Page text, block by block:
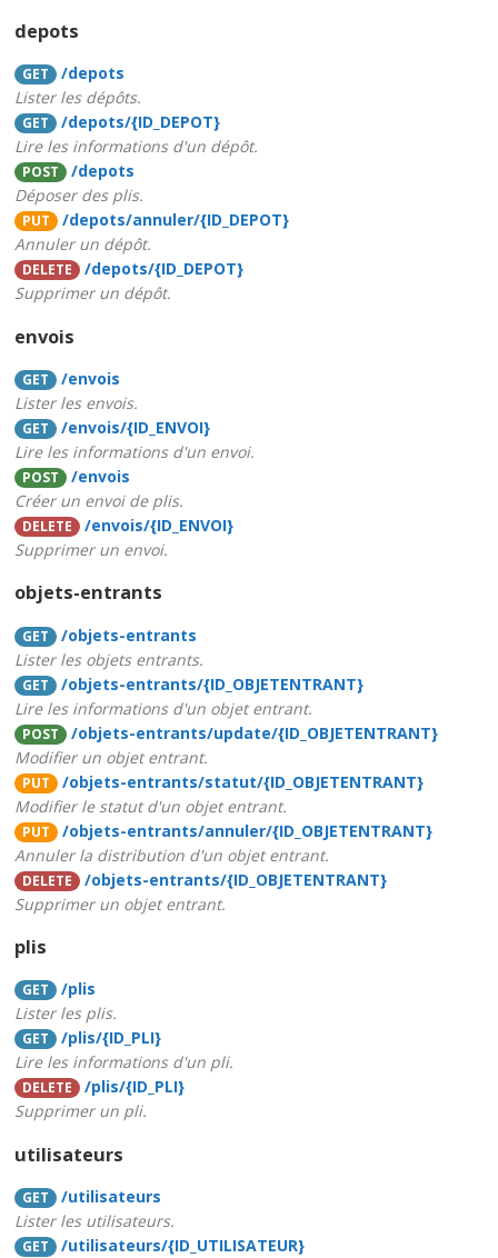
depots
GET
/depots
Lister les dépôts.
GET
/depots/{ID_DEPOT}
Lire les informations d'un dépôt.
POST
/depots
Déposer des plis.
PUT
/depots/annuler/{ID_DEPOT}
Annuler un dépôt.
DELETE
/depots/{ID_DEPOT}
Supprimer un dépôt.
envois
GET
/envois
Lister les envois.
GET
/envois/{ID_ENVOI}
Lire les informations d'un envoi.
POST
/envois
Créer un envoi de plis.
DELETE
/envois/{ID_ENVOI}
Supprimer un envoi.
objets-entrants
GET
/objets-entrants
Lister les objets entrants.
GET
/objets-entrants/{ID_OBJETENTRANT}
Lire les informations d'un objet entrant.
POST
/objets-entrants/update/{ID_OBJETENTRANT}
Modifier un objet entrant.
PUT
/objets-entrants/statut/{ID_OBJETENTRANT}
Modifier le statut d'un objet entrant.
PUT
/objets-entrants/annuler/{ID_OBJETENTRANT}
Annuler la distribution d'un objet entrant.
DELETE
/objets-entrants/{ID_OBJETENTRANT}
Supprimer un objet entrant.
plis
GET
/plis
Lister les plis.
GET
/plis/{ID_PLI}
Lire les informations d'un pli.
DELETE
/plis/{ID_PLI}
Supprimer un pli.
utilisateurs
GET
/utilisateurs
Lister les utilisateurs.
GET
/utilisateurs/{ID_UTILISATEUR}